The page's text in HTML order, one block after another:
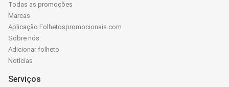
Todas as promoções
Marcas
Aplicação Folhetospromocionais.com
Sobre nós
Adicionar folheto
Notícias
Serviços